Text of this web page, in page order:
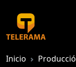
Inicio